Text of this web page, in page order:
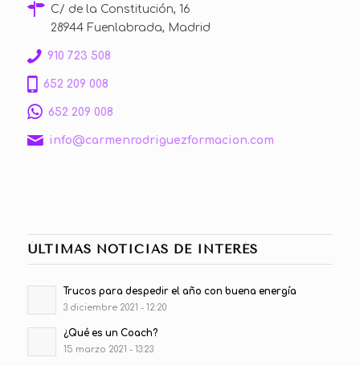
C/ de la Constitución, 16
28944 Fuenlabrada, Madrid
910 723 508
652 209 008
652 209 008
info@carmenrodriguezformacion.com
ÚLTIMAS NOTICIAS DE INTERÉS
Trucos para despedir el año con buena energía
3 diciembre 2021 - 12:20
¿Qué es un Coach?
15 marzo 2021 - 13:23